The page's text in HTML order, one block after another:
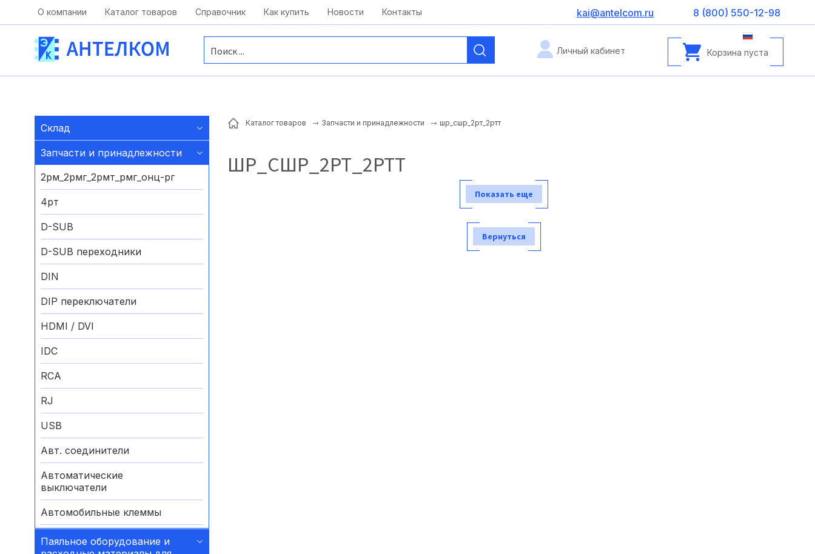
kai@antelcom.ru
Москва, ул. Московская, д.1 офис 1 c 08:00 до 20:00
О компании Каталог товаров Справочник Как купить Новости Контакты 8 (800) 550-12-98
kai@antelcom.ru
Корзина пуста
Личный кабинет
Склад
Запчасти и принадлежности
2рм_2рмг_2рмт_рмг_онц-рг
4рт
D-SUB
D-SUB переходники
DIN
DIP переключатели
HDMI / DVI
IDC
RCA
RJ
USB
Авт. соединители
Автоматические
выключатели
Автомобильные клеммы
Аккумуляторные батареи
Паяльное оборудование и
Каталог товаров Запчасти и принадлежности шр_сшр_2рт_2ртт
ШР_СШР_2РТ_2РТТ
Показать еще
Вернуться